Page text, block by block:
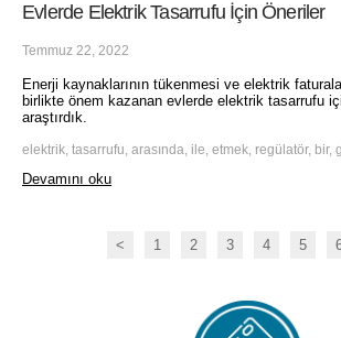
Evlerde Elektrik Tasarrufu İçin Öneriler
Temmuz 22, 2022
Enerji kaynaklarının tükenmesi ve elektrik
birlikte önem kazanan evlerde elektrik tasarrufu
araştırdık.
elektrik, tasarrufu, arasında, ile, etmek, regülatör, bir,
Devamını oku
< 1 2 3 4 5